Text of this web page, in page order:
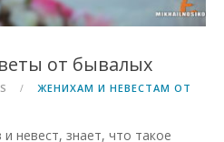
от бывалых
ЖЕНИХАМ И НЕВЕСТАМ ОТ
невест, знает, что такое